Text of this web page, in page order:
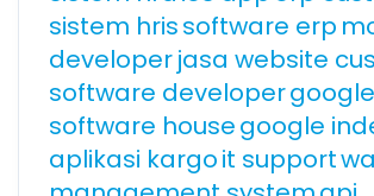
sistem hrissoftware erp
developerjasa website
software developergoogle
software housegoogle
aplikasi kargoit support